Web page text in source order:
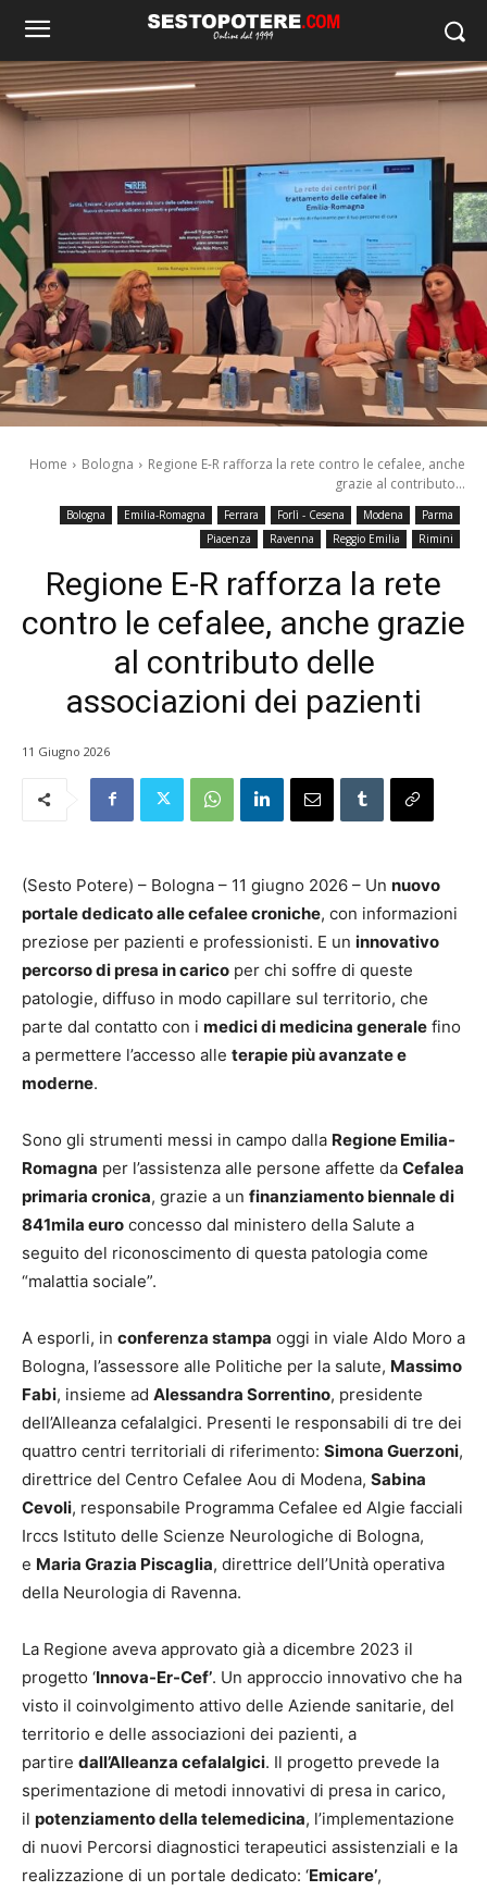
Home Bologna
Regione E-R rafforza la rete contro le cefalee, anche
grazie al contributo...
Bologna Emilia-Romagna Ferrara Forlì - Cesena Modena
Parma
Piacenza
Ravenna Reggio Emilia Rimini
Regione E-R rafforza la rete
contro le cefalee, anche grazie
al contributo delle
associazioni dei pazienti
11 Giugno 2026
(Sesto Potere) – Bologna – 11 giugno 2026 – Un nuovo
portale dedicato alle cefalee croniche, con informazioni
preziose per pazienti e professionisti. E un innovativo
percorso di presa in carico per chi soffre di queste
patologie, diffuso in modo capillare sul territorio, che
parte dal contatto con i medici di medicina generale fino
a permettere l’accesso alle terapie più avanzate e
moderne.
Sono gli strumenti messi in campo dalla Regione Emilia-
Romagna per l’assistenza alle persone affette da Cefalea
primaria cronica, grazie a un finanziamento biennale di
841mila euro concesso dal ministero della Salute a
seguito del riconoscimento di questa patologia come
“malattia sociale”.
A esporli, in conferenza stampa oggi in viale Aldo Moro a
Bologna, l’assessore alle Politiche per la salute, Massimo
Fabi, insieme ad Alessandra Sorrentino, presidente
dell’Alleanza cefalalgici. Presenti le responsabili di tre dei
quattro centri territoriali di riferimento: Simona Guerzoni,
direttrice del Centro Cefalee Aou di Modena, Sabina
Cevoli, responsabile Programma Cefalee ed Algie facciali
Irccs Istituto delle Scienze Neurologiche di Bologna,
e Maria Grazia Piscaglia, direttrice dell’Unità operativa
della Neurologia di Ravenna.
La Regione aveva approvato già a dicembre 2023 il
progetto ‘Innova-Er-Cef’. Un approccio innovativo che ha
visto il coinvolgimento attivo delle Aziende sanitarie, del
territorio e delle associazioni dei pazienti, a
partire dall’Alleanza cefalalgici. Il progetto prevede la
sperimentazione di metodi innovativi di presa in carico,
il potenziamento della telemedicina, l’implementazione
di nuovi Percorsi diagnostici terapeutici assistenziali e la
realizzazione di un portale dedicato: ‘Emicare’,